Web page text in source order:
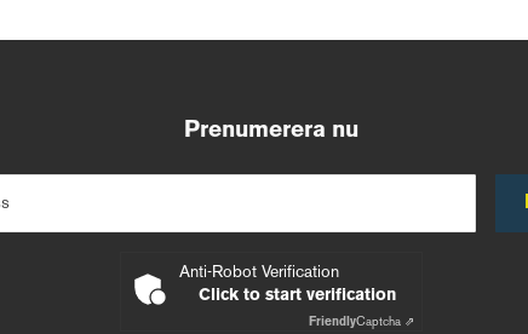
Prenumerera nu
Anti-Robot Verification
Click to start verification
FriendlyCaptcha ⇗